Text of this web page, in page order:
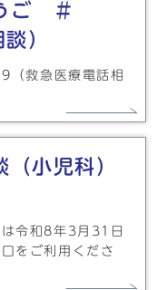
ご ＃
）
救急医療電話相
小児科）
令和8年3月31日
をご利用くださ